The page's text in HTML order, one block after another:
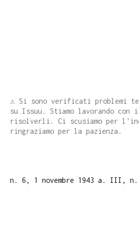
⚠️ Si sono verificati problemi
su Issuu. Stiamo lavorando
risolverli. Ci scusiamo per
ringraziamo per la pazienza.
n. 6, 1 novembre 1943 a. III, n.